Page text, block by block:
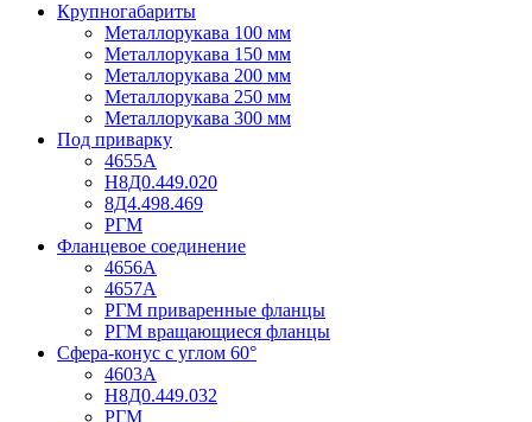
Крупногабариты
Металлорукава 100 мм
Металлорукава 150 мм
Металлорукава 200 мм
Металлорукава 250 мм
Металлорукава 300 мм
Под приварку
4655А
Н8Д0.449.020
8Д4.498.469
РГМ
Фланцевое соединение
4656А
4657А
РГМ приваренные фланцы
РГМ вращающиеся фланцы
Сфера-конус с углом 60°
4603А
Н8Д0.449.032
РГМ